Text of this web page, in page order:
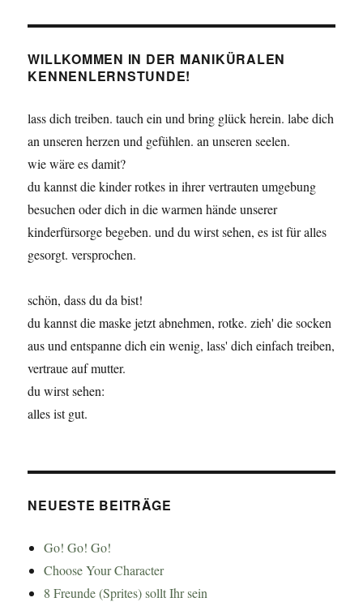
WILLKOMMEN IN DER MANIKÜRALEN
KENNENLERNSTUNDE!
lass dich treiben. tauch ein und bring glück herein. labe dich
an unseren herzen und gefühlen. an unseren seelen.
wie wäre es damit?
du kannst die kinder rotkes in ihrer vertrauten umgebung
besuchen oder dich in die warmen hände unserer
kinderfürsorge begeben. und du wirst sehen, es ist für alles
gesorgt. versprochen.
schön, dass du da bist!
du kannst die maske jetzt abnehmen, rotke. zieh' die socken
aus und entspanne dich ein wenig, lass' dich einfach treiben,
vertraue auf mutter.
du wirst sehen:
alles ist gut.
NEUESTE BEITRÄGE
Go! Go! Go!
Choose Your Character
8 Freunde (Sprites) sollt Ihr sein